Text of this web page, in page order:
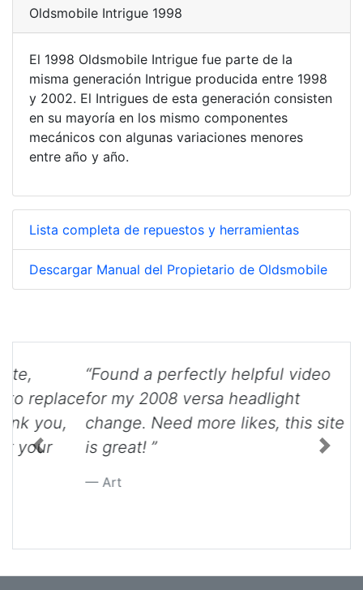
Oldsmobile Intrigue 1998
El 1998 Oldsmobile Intrigue fue parte de la
misma generación Intrigue producida entre 1998
y 2002. El Intrigues de esta generación consisten
en su mayoría en los mismo componentes
mecánicos con algunas variaciones menores
entre año y año.
Lista completa de repuestos y herramientas
Descargar Manual del Propietario de Oldsmobile
“Found a perfectly helpful video
for my 2008 versa headlight
change. Need more likes, this site
is great! ”
Art
Previous Next
Volver al principio